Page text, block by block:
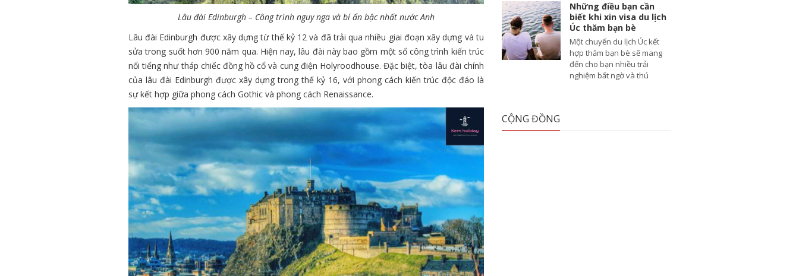
Lâu đài Edinburgh – Công trình nguy nga và bí ẩn bậc nhất nước Anh
Lâu đài Edinburgh được xây dựng từ thế kỷ 12 và đã trải qua nhiều giai đoạn xây dựng và tu
sửa trong suốt hơn 900 năm qua. Hiện nay, lâu đài này bao gồm một số công trình kiến trúc
nổi tiếng như tháp chiếc đồng hồ cổ và cung điện Holyroodhouse. Đặc biệt, tòa lâu đài chính
của lâu đài Edinburgh được xây dựng trong thế kỷ 16, với phong cách kiến trúc độc đáo là
sự kết hợp giữa phong cách Gothic và phong cách Renaissance.
Những điều bạn cần
biết khi xin visa du lịch
Úc thăm bạn bè
Một chuyến du lịch Úc kết
hợp thăm bạn bè sẽ mang
đến cho bạn nhiều trải
nghiệm bất ngờ và thú
CỘNG ĐỒNG